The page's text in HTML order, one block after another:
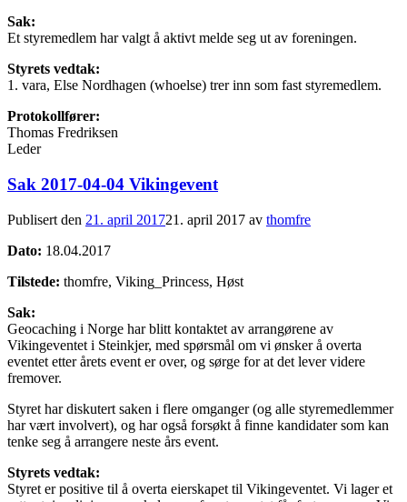
Sak:
Et styremedlem har valgt å aktivt melde seg ut av foreningen.
Styrets vedtak:
1. vara, Else Nordhagen (whoelse) trer inn som fast styremedlem.
Protokollfører:
Thomas Fredriksen
Leder
Sak 2017-04-04 Vikingevent
Publisert den 21. april 201721. april 2017 av thomfre
Dato: 18.04.2017
Tilstede: thomfre, Viking_Princess, Høst
Sak:
Geocaching i Norge har blitt kontaktet av arrangørene av
Vikingeventet i Steinkjer, med spørsmål om vi ønsker å overta
eventet etter årets event er over, og sørge for at det lever videre
fremover.
Styret har diskutert saken i flere omganger (og alle styremedlemmer
har vært involvert), og har også forsøkt å finne kandidater som kan
tenke seg å arrangere neste års event.
Styrets vedtak:
Styret er positive til å overta eierskapet til Vikingeventet. Vi lager et